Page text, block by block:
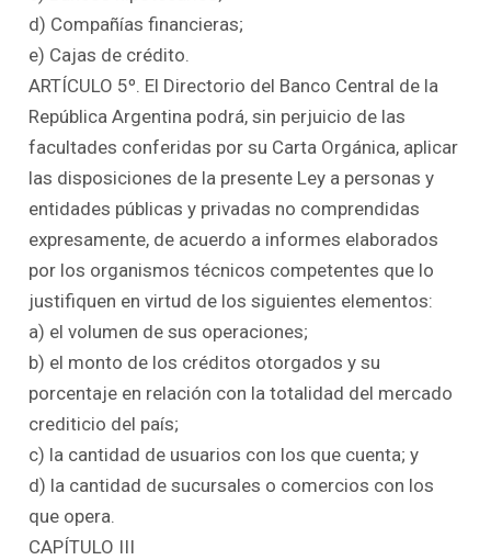
d) Compañías financieras;
e) Cajas de crédito.
ARTÍCULO 5º. El Directorio del Banco Central de la
República Argentina podrá, sin perjuicio de las
facultades conferidas por su Carta Orgánica, aplicar
las disposiciones de la presente Ley a personas y
entidades públicas y privadas no comprendidas
expresamente, de acuerdo a informes elaborados
por los organismos técnicos competentes que lo
justifiquen en virtud de los siguientes elementos:
a) el volumen de sus operaciones;
b) el monto de los créditos otorgados y su
porcentaje en relación con la totalidad del mercado
crediticio del país;
c) la cantidad de usuarios con los que cuenta; y
d) la cantidad de sucursales o comercios con los
que opera.
CAPÍTULO III